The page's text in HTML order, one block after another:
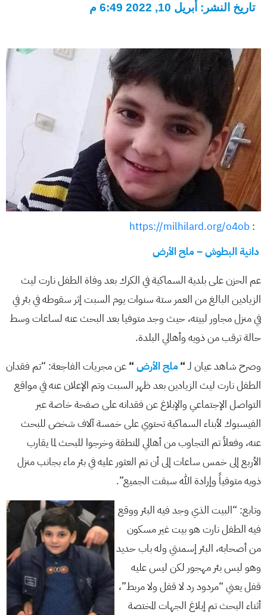
تاريخ النشر: أبريل 10, 2022 6:49 م
:
https://milhilard.org/o4ob
دانية البطوش – ملح الأرض
عم الحزن على بلدية السماكية في الكرك بعد وفاة الطفل نارت ليث
الزيادين البالغ من العمر ستة سنوات يوم السبت إثر سقوطه في بئر في
في منزل مجاور لبيته، حيث وجد متوفيا بعد البحث عنه لساعات وسط
حالة ترقب من ذويه وأهالي البلدة.
وصرح شاهد عيان لـ“ملح الأرض“ عن مجريات الفاجعة: “تم فقدان
الطفل نارت ليث الزيادين بعد ظهر السبت وتم الإعلان عنه في مواقع
التواصل الإجتماعي والإبلاغ عن فقدانه على صفحة خاصة عبر
الفيسبوك لأبناء السماكية تحتوي على خمسة آلاف شخص للبحث
عنه، وفعلاً تم التجاوب من أهالي المنطقة وخرجوا للبحث لما يقارب
الأربع إلى خمس ساعات إلى أن تم العثور عليه في بئر ماء بجانب منزل
ذويه متوفياً وإرادة الله سبقت الجميع”.
وتابع: “البيت الذي وجد فيه البئر ووقع
فيه الطفل نارت هو بيت غير مسكون
من أصحابه، البئر إسمنتي وله باب حديد
وهو ليس بئر مهجور لكن ليس عليه
قفل يعني “مردود رد لا قفل ولا مربط”،
أثناء البحث تم إبلاغ الجهات المختصة